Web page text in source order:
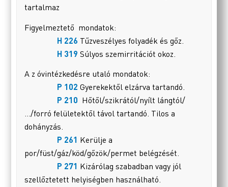
tartalmaz
Figyelmeztető mondatok:
H 226 Tűzveszélyes folyadék és gőz.
H 319 Súlyos szemirritációt okoz.
A z óvintézkedésre utaló mondatok:
P 102Gyerekektől elzárva tartandó.
P 210 Hőtől/szikrától/nyílt lángtól/
…/forró felületektől távol tartandó. Tilos a
dohányzás.
P 261 Kerülje a
por/füst/gáz/köd/gőzök/permet belégzését.
P 271 Kizárólag szabadban vagy jól
szellőztetett helyiségben használható.